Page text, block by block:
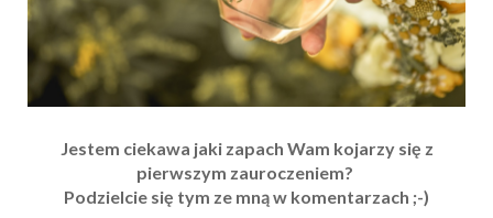
Jestem ciekawa jaki zapach Wam kojarzy się z
pierwszym zauroczeniem?
Podzielcie się tym ze mną w komentarzach ;-)